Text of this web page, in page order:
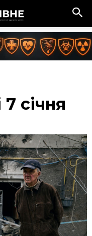
7 січня